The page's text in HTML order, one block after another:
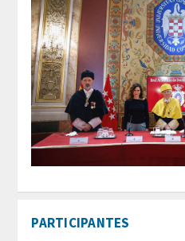
Alfabético
Número de Medalla
CORRESPONDIENTES
SUPERNUMERARIOS
HONOR
PARTICIPANTES